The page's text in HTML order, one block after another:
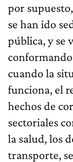
por
se han ido
pública, y se
cuando la
funciona, el
hechos de
sectoriales
la salud, los
transporte,